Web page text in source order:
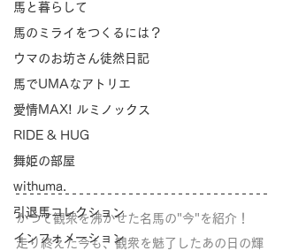
馬と暮らして
馬のミライをつくるには？
ウマのお坊さん徒然日記
馬でUMAなアトリエ
愛情MAX! ルミノックス
RIDE & HUG
舞姫の部屋
withuma.
引退馬コレクション
インフォメーション
かつて観衆を沸かせた名馬の"今"を紹介！
走り終えた今も、観衆を魅了したあの日の輝